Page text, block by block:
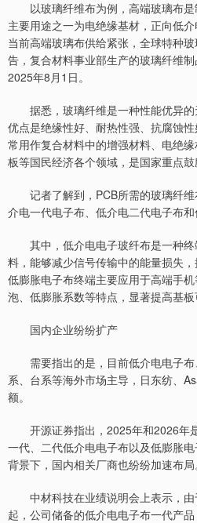
以玻璃纤维布为例，高端玻璃布是
主要用途之一为电绝缘基材，正向低
当前高端玻璃布供给紧张，全球特种
告，复合材料事业部生产的玻璃纤维
2025年8月1日。
据悉，玻璃纤维是一种性能优异的
优点是绝缘性好、耐热性强、抗腐蚀
常用作复合材料中的增强材料、电绝
板等国民经济各个领域，是国家重点鼓
记者了解到，PCB所需的玻璃纤维
介电一代电子布、低介电二代电子布和
其中，低介电电子玻纤布是一种终
料，能够减少信号传输中的能量损失，
低膨胀电子布终端主要应用于高端手
泡、低膨胀系数等特点，显著提高基板
国内企业纷纷扩产
需要指出的是，目前低介电电子布
系、台系等海外市场主导，日东纺、
额。
开源证券指出，2025年和2026年
一代、二代低介电电子布以及低膨胀
背景下，国内相关厂商也纷纷加速布局。
中材科技在业绩说明会上表示，由
起，公司储备的低介电电子布一代产